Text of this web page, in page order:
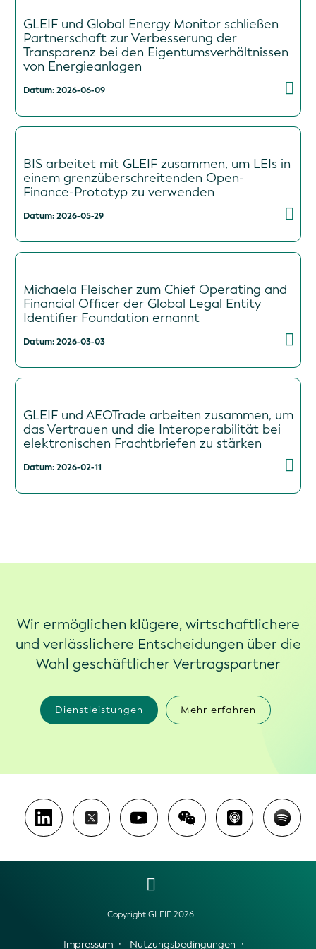
GLEIF und Global Energy Monitor schließen
Partnerschaft zur Verbesserung der
Transparenz bei den Eigentumsverhältnissen
von Energieanlagen
Datum: 2026-06-09
BIS arbeitet mit GLEIF zusammen, um LEIs in
einem grenzüberschreitenden Open-
Finance-Prototyp zu verwenden
Datum: 2026-05-29
Michaela Fleischer zum Chief Operating and
Financial Officer der Global Legal Entity
Identifier Foundation ernannt
Datum: 2026-03-03
GLEIF und AEOTrade arbeiten zusammen, um
das Vertrauen und die Interoperabilität bei
elektronischen Frachtbriefen zu stärken
Datum: 2026-02-11
Wir ermöglichen klügere, wirtschaftlichere
und verlässlichere Entscheidungen über die
Wahl geschäftlicher Vertragspartner
Dienstleistungen Mehr erfahren
Copyright GLEIF 2026
Impressum Nutzungsbedingungen